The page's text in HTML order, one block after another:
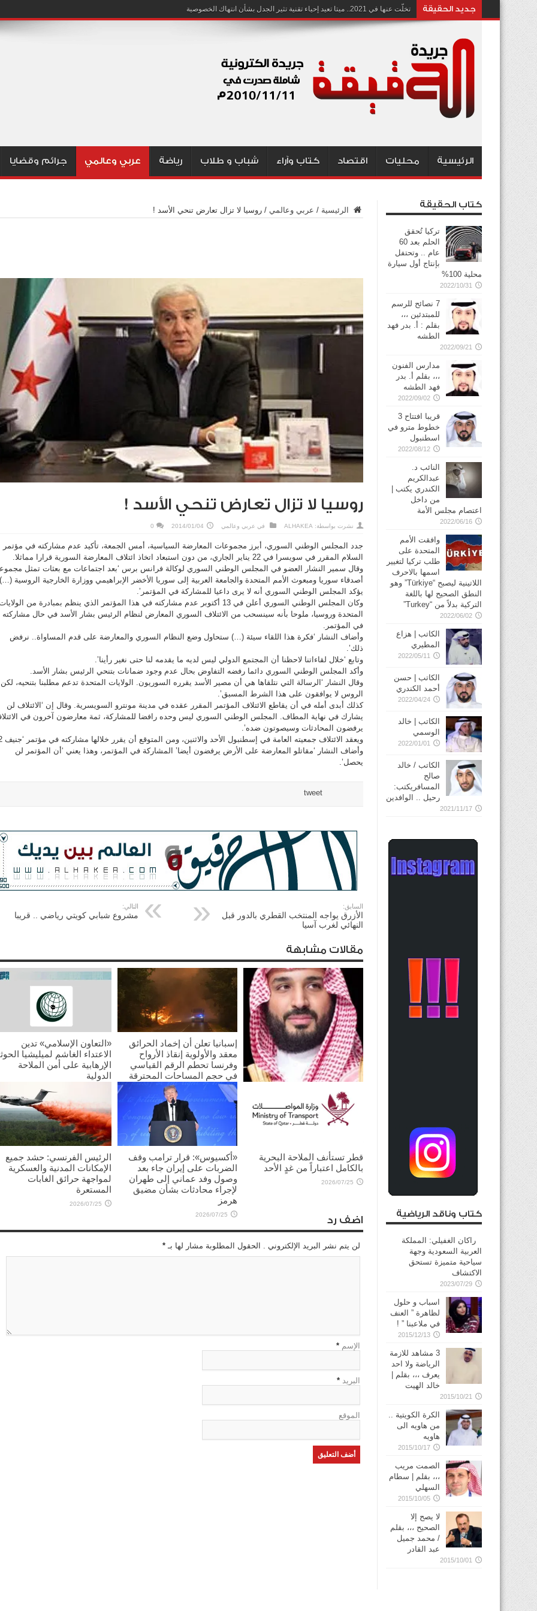
جديد الحقيقة تخلّت عنها في 2021.. ميتا تعيد إحياء تقنية تثير الجدل بشأن انتهاك الخصوصية
الرئيسية محليات اقتصاد كتاب وآراء شباب و طلاب رياضة عربي وعالمي جرائم وقضايا
الرئيسية / عربي وعالمي / روسيا لا تزال تعارض تنحي الأسد !
روسيا لا تزال تعارض تنحي الأسد !
نشرت بواسطة: ALHAKEA في عربي وعالمي 2014/01/04
0
جدد المجلس الوطني السوري، أبرز مجموعات المعارضة السياسية، أمس الجمعة، تأكيد عدم مشاركته في مؤتمر
السلام المقرر في سويسرا في 22 يناير الجاري، من دون استبعاد اتخاذ ائتلاف المعارضة السورية قرارا مماثلا.
وقال سمير النشار العضو في المجلس الوطني السوري لوكالة فرانس برس ‘بعد اجتماعات مع بعثات تمثل
أصدقاء سوريا ومبعوث الأمم المتحدة والجامعة العربية إلى سوريا الأخضر الإبراهيمي ووزارة الخارجية الروسية (…)
يؤكد المجلس الوطني السوري أنه لا يرى داعيا للمشاركة في المؤتمر’.
وكان المجلس الوطني السوري أعلن في 13 أكتوبر عدم مشاركته في هذا المؤتمر الذي ينظم بمبادرة من
المتحدة وروسيا، ملوحا بأنه سينسحب من الائتلاف السوري المعارض لنظام الرئيس بشار الأسد في حال مشاركته
في المؤتمر.
وأضاف النشار ‘فكرة هذا اللقاء سيئة (…) ستحاول وضع النظام السوري والمعارضة على قدم المساواة.. نرفض
ذلك’.
وتابع ‘خلال لقاءاتنا لاحظنا أن المجتمع الدولي ليس لديه ما يقدمه لنا حتى نغير رأينا’.
وأكد المجلس الوطني السوري دائما رفضه التفاوض بحال عدم وجود ضمانات بتنحي الرئيس بشار الأسد.
وقال النشار ‘الرسالة التي نتلقاها هي أن مصير الأسد يقرره السوريون. الولايات المتحدة تدعم مطلبنا بتنحيه، لكن
الروس لا يوافقون على هذا الشرط المسبق’.
كذلك أبدى أمله في أن يقاطع الائتلاف المؤتمر المقرر عقده في مدينة مونترو السويسرية. وقال إن ‘الائتلاف لن
يشارك في نهاية المطاف. المجلس الوطني السوري ليس وحده رافضا للمشاركة، ثمة معارضون آخرون في
يرفضون المحادثات وسيصوتون ضده’.
ويعقد الائتلاف جمعيته العامة في إسطنبول الأحد والاثنين، ومن المتوقع أن يقرر خلالها مشاركته في مؤتمر ‘جنيف 2’.
وأضاف النشار ‘مقاتلو المعارضة على الأرض يرفضون أيضا’ المشاركة في المؤتمر، وهذا يعني ‘أن المؤتمر لن
يحصل’.
tweet
السابق:
الأزرق يواجه المنتخب القطري بالدور قبل
النهائي لغرب آسيا
التالي:
مشروع شبابي كويتي رياضي .. قريبا
مقالات مشابهة
ولي العهد السعودي يؤكد
للرئيس الأميركي ضرورة تغليب
الحوار لخفض التصعيد
إسبانيا تعلن أن إخماد الحرائق
معقد والأولوية إنقاذ الأرواح
وفرنسا تحطم الرقم القياسي
في حجم المساحات المحترقة
2026/07/25
«التعاون الإسلامي» تدين
الاعتداء الغاشم لميليشيا
الإرهابية على أمن الملاحة
الدولية
قطر تستأنف الملاحة البحرية
بالكامل اعتباراً من غدٍ الأحد
2026/07/25
«أكسيوس»: قرار ترامب وقف
الضربات على إيران جاء بعد
وصول وفد عماني إلى طهران
لإجراء محادثات بشأن مضيق
هرمز
2026/07/25
الرئيس الفرنسي: حشد جميع
الإمكانات المدنية والعسكرية
لمواجهة حرائق الغابات
المستعرة
2026/07/25
اضف رد
لن يتم نشر البريد الإلكتروني . الحقول المطلوبة مشار لها بـ *
الإسم *
البريد *
الموقع
كتاب الحقيقة
تركيا تُحقق
الحلم بعد 60
عام .. وتحتفل
بإنتاج أول سيارة
محلية 100%
2022/10/31
7 نصائح للرسم
للمبتدئين ،،،
بقلم : أ. بدر فهد
الطشه
2022/09/21
مدارس الفنون
،،، بقلم أ. بدر
فهد الطشه
2022/09/02
قريبا افتتاح 3
خطوط مترو في
2022/08/12
النائب د.
عبدالكريم
الكندري يكتب |
من داخل
اعتصام مجلس الأمة
2022/06/16
وافقت الأمم
المتحدة على
طلب تركيا لتغيير
اسمها بالاحرف
اللاتينية ليصبح “Türkiye” وهو
النطق الصحيح لها باللغة
التركية بدلاً من “Turkey”
2022/06/02
الكاتب | هزاع
المطيري
2022/05/11
الكاتب | حسن
أحمد الكندري
2022/04/24
الكاتب | خالد
الوسمي
2022/01/01
الكاتب / خالد
صالح
المسافريكتب:
رحيل .. الوافدين
2021/11/17
كتاب وناقد الرياضية
راكان الغفيلي: المملكة
العربية السعودية وجهة
سياحية متميزة تستحق
الاكتشاف
2023/07/29
اسباب و حلول
لظاهرة ” العنف
في ملاعبنا ” !
2015/12/13
3 مشاهد للازمة
الرياضة ولا احد
يعرف ،،، بقلم |
خالد الهيت
2015/10/21
الكرة الكويتية ..
من هاويه الى
هاويه
2015/10/17
الصمت مريب
،،، بقلم | سطام
السهلي
2015/10/05
لا يصح إلا
الصحيح ،،، بقلم
/ محمد جميل
عبد القادر
2015/10/01